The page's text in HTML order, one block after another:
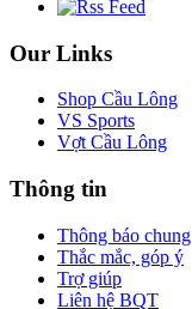
Our Links
Shop Cầu Lông
VS Sports
Vợt Cầu Lông
Thông tin
Thông báo chung
Thắc mắc, góp ý
Trợ giúp
Liên hệ BQT